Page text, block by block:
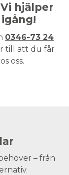
hjälper
0346-73 24
till att du får
oss.
– från